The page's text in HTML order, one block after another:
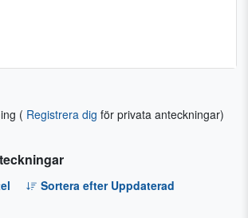
( Registrera dig för privata anteckningar)
Sortera efter Uppdaterad